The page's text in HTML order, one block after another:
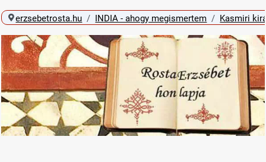
erzsebetrosta.hu INDIA - ahogy megismertem Kasmiri